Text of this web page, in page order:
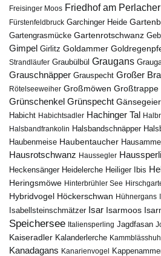
Freisinger Moos Friedhof am
Fürstenfeldbruck Garchinger Heide
Gartengrasmücke Gartenrotschwanz
Gimpel Girlitz Goldammer
Strandläufer Graubülbül Graugans
Grauschnäpper Grauspecht Großer
Rötelseeweiher Großmöwen Großtrappe
Grünschenkel Grünspecht Gänsegeier
Habicht Habichtsadler Hachinger Tal
Halsbandfrankolin Halsbandschnäpper
Haubenmeise Haubentaucher
Hausrotschwanz Haussegler
Heckensänger Heidelerche Heiliger Ibis
Heringsmöwe Hinterbrühler See
Hybridvogel Höckerschwan Hühnergans
Isabellsteinschmätzer Isar Isarmoos
Speichersee Italiensperling Jagdfasan
Kaiseradler Kalanderlerche
Kanadagans Kanarienvogel